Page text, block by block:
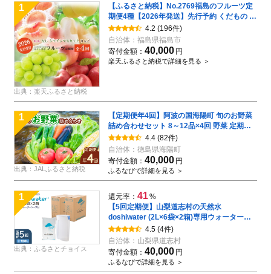
1
出典：楽天ふるさと納税
【ふるさと納税】No.2769福島のフルーツ定
期便4種【2026年発送】先行予約 くだもの も
も モモ なし ナシ 葡萄 ぶどう ブドウ シャイ
ンマスカット 林檎 リンゴ サンふじ 福島市 福
島県産 返礼品 4万円 菅野房吉商店
4.2 (196件)
自治体： 福島県福島市
寄付金額： 40,000 円
楽天ふるさと納税で詳細を見る ＞
1
出典：JALふるさと納税
【定期便年4回】阿波の国海陽町 旬のお野菜
詰め合わせセット 8～12品×4回 野菜 定期便
野菜定期便 年4回 徳島県 海陽町産 野菜セッ
ト 季節の野菜 詰め合わせ おまかせ
4.4 (82件)
自治体： 徳島県海陽町
寄付金額： 40,000 円
ふるなびで詳細を見る ＞
1
出典：ふるさとチョイス
還元率： 41%
【5回定期便】山梨道志村の天然水
doshiwater (2L×6袋×2箱)専用ウォーターケ
ース付
4.5 (4件)
自治体： 山梨県道志村
寄付金額： 40,000 円
ふるなびで詳細を見る ＞